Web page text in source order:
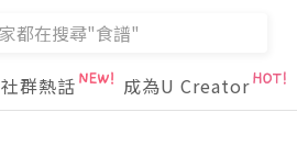
社群熱話 成為U Creator